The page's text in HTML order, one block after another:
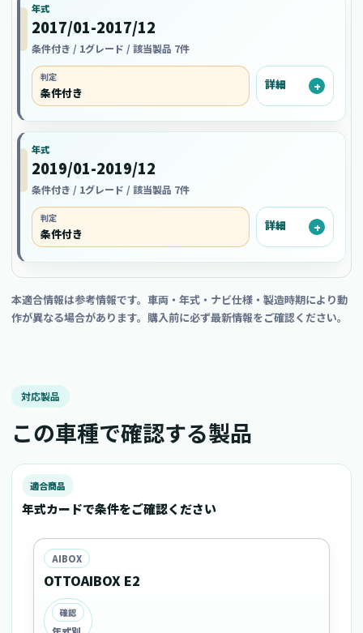
年式
2017/01-2017/12
条件付き / 1グレード / 該当製品 7件
判定
条件付き
詳細
年式
2019/01-2019/12
条件付き / 1グレード / 該当製品 7件
判定
条件付き
詳細
本適合情報は参考情報です。車両・年式・ナビ仕様・製造時期により動
作が異なる場合があります。購入前に必ず最新情報をご確認ください。
対応製品
この車種で確認する製品
適合商品
年式カードで条件をご確認ください
AIBOX
OTTOAIBOX E2
確認